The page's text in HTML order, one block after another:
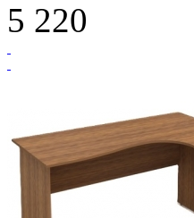
5 220